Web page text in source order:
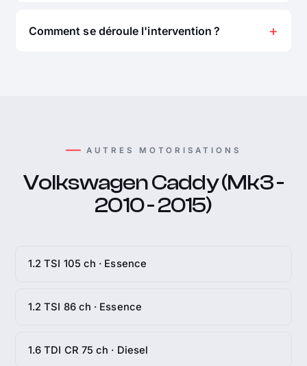
Comment se déroule l'intervention ?
AUTRES MOTORISATIONS
Volkswagen Caddy (Mk3 -
2010 - 2015)
1.2 TSI 105 ch · Essence
1.2 TSI 86 ch · Essence
1.6 TDI CR 75 ch · Diesel